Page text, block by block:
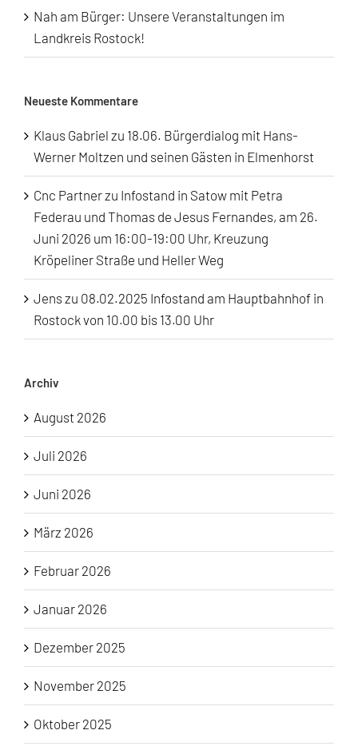
Nah am Bürger: Unsere Veranstaltungen im
Landkreis Rostock!
Neueste Kommentare
Klaus Gabriel zu 18.06. Bürgerdialog mit Hans-
Werner Moltzen und seinen Gästen in Elmenhorst
Cnc Partnerzu Infostand in Satow mit Petra
Federau und Thomas de Jesus Fernandes, am 26.
Juni 2026 um 16:00-19:00 Uhr, Kreuzung
Kröpeliner Straße und Heller Weg
Jenszu 08.02.2025 Infostand am Hauptbahnhof in
Rostock von 10.00 bis 13.00 Uhr
Archiv
August 2026
Juli 2026
Juni 2026
März 2026
Februar 2026
Januar 2026
Dezember 2025
November 2025
Oktober 2025